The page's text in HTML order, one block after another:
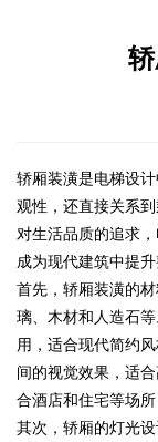
轿厢装潢是电梯设
观性，还直接关系
对生活品质的追求
成为现代建筑中提
首先，轿厢装潢的
璃、木材和人造石
用，适合现代简约
间的视觉效果，适
合酒店和住宅等场
其次，轿厢的灯光